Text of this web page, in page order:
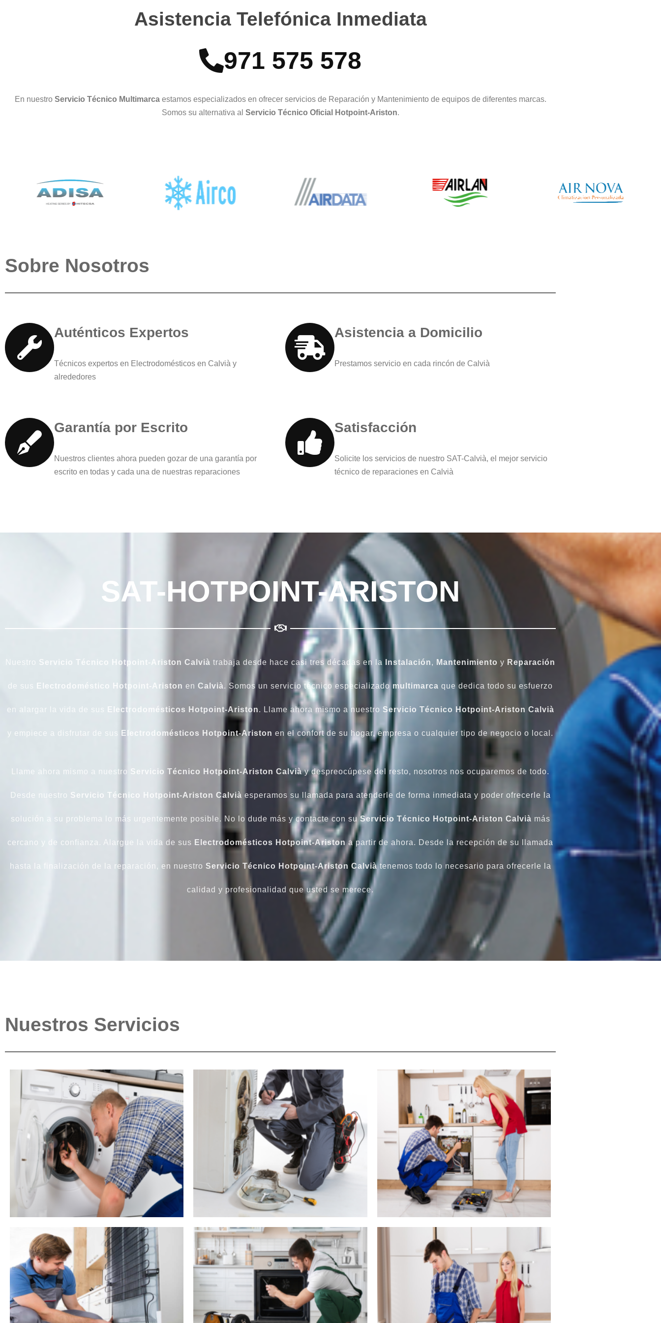
Asistencia Telefónica Inmediata
971 575 578
En nuestro Servicio Técnico Multimarcaestamos especializados en ofrecer servicios de Reparación y Mantenimiento de equipos de diferentes marcas.
Somos su alternativa al Servicio Técnico Oficial Hotpoint-Ariston.
Sobre Nosotros
Auténticos Expertos
Técnicos expertos en Electrodomésticos en Calvià y
alrededores
Asistencia a Domicilio
Prestamos servicio en cada rincón de Calvià
Garantía por Escrito
Nuestros clientes ahora pueden gozar de una garantía por
escrito en todas y cada una de nuestras reparaciones
Satisfacción
Solicite los servicios de nuestro SAT-Calvià, el mejor servicio
técnico de reparaciones en Calvià
SAT-HOTPOINT-ARISTON
Nuestro Servicio Técnico Hotpoint-Ariston Calvià trabaja desde hace casi tres décadas en la Instalación, Mantenimiento y Reparación
de sus Electrodoméstico Hotpoint-Ariston en Calvià. Somos un servicio técnico especializado multimarca que dedica todo su esfuerzo
en alargar la vida de sus Electrodomésticos Hotpoint-Ariston. Llame ahora mismo a nuestro Servicio Técnico Hotpoint-Ariston Calvià
y empiece a disfrutar de sus Electrodomésticos Hotpoint-Ariston en el confort de su hogar, empresa o cualquier tipo de negocio o local.
Llame ahora mismo a nuestro Servicio Técnico Hotpoint-Ariston Calviày despreocúpese del resto, nosotros nos ocuparemos de todo.
Desde nuestro Servicio Técnico Hotpoint-Ariston Calvià esperamos su llamada para atenderle de forma inmediata y poder ofrecerle la
solución a su problema lo más urgentemente posible. No lo dude más y contacte con suServicio Técnico Hotpoint-Ariston Calvià más
cercano y de confianza. Alargue la vida de sus Electrodomésticos Hotpoint-Aristona partir de ahora. Desde la recepción de su llamada
hasta la finalización de la reparación, en nuestro Servicio Técnico Hotpoint-Ariston Calviàtenemos todo lo necesario para ofrecerle la
calidad y profesionalidad que usted se merece.
Nuestros Servicios